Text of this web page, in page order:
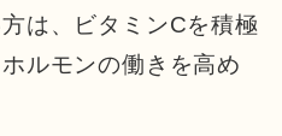
は、ビタミンCを積極
ルモンの働きを高め